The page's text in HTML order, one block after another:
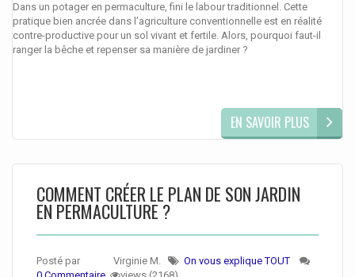
Dans un potager en permaculture, fini le labour traditionnel. Cette
pratique bien ancrée dans l’agriculture conventionnelle est en réalité
contre-productive pour un sol vivant et fertile. Alors, pourquoi faut-il
ranger la bêche et repenser sa manière de jardiner ?
EN SAVOIR PLUS
COMMENT CRÉER LE PLAN DE SON JARDIN
EN PERMACULTURE ?
Posté par Virginie M.
On vous explique TOUT